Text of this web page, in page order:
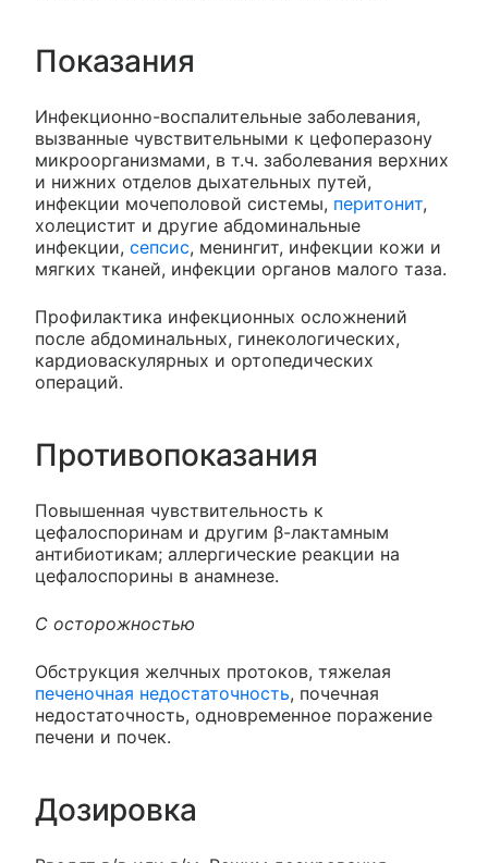
Показания
Инфекционно-воспалительные заболевания,
вызванные чувствительными к цефоперазону
микроорганизмами, в т.ч. заболевания верхних
и нижних отделов дыхательных путей,
инфекции мочеполовой системы, перитонит,
холецистит и другие абдоминальные
инфекции, сепсис, менингит, инфекции кожи и
мягких тканей, инфекции органов малого таза.
Профилактика инфекционных осложнений
после абдоминальных, гинекологических,
кардиоваскулярных и ортопедических
операций.
Противопоказания
Повышенная чувствительность к
цефалоспоринам и другим β-лактамным
антибиотикам; аллергические реакции на
цефалоспорины в анамнезе.
С осторожностью
Обструкция желчных протоков, тяжелая
печеночная недостаточность, почечная
недостаточность, одновременное поражение
печени и почек.
Дозировка